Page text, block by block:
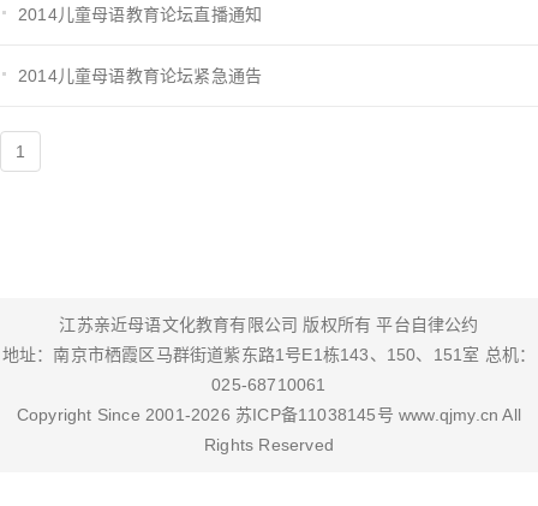
2014儿童母语教育论坛直播通知
2014儿童母语教育论坛紧急通告
1
江苏亲近母语文化教育有限公司 版权所有平台自律公约
地址：南京市栖霞区马群街道紫东路1号E1栋143、150、151室 总机：
025-68710061
Copyright Since 2001-2026 苏ICP备11038145号 www.qjmy.cn All
Rights Reserved